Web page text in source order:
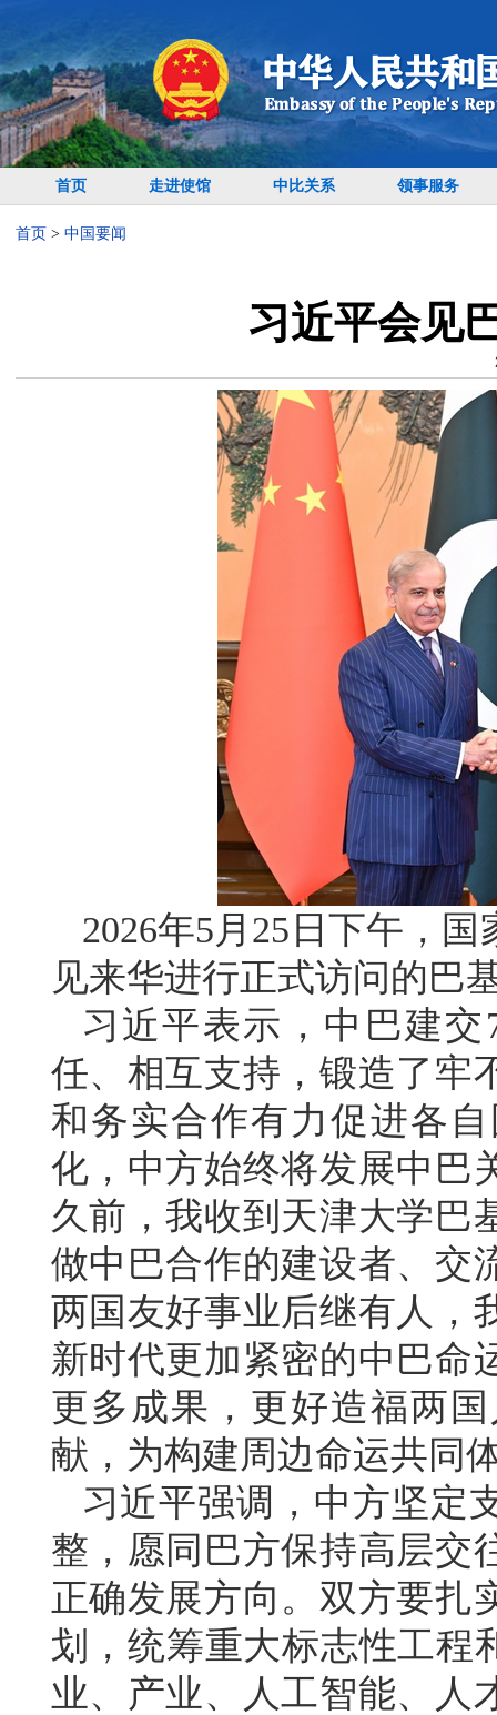
首页 走进使馆 中比关系 领事服务
首页 > 中国要闻
习近平会见
2026年5月25日下午，
见来华进行正式访问的巴
习近平表示，中巴建
任、相互支持，锻造了牢
和务实合作有力促进各
化，中方始终将发展中巴
久前，我收到天津大学巴
做中巴合作的建设者、交
两国友好事业后继有人，
新时代更加紧密的中巴命
更多成果，更好造福两
献，为构建周边命运共同
习近平强调，中方坚定
整，愿同巴方保持高层交
正确发展方向。双方要扎
划，统筹重大标志性工程
业、产业、人工智能、人